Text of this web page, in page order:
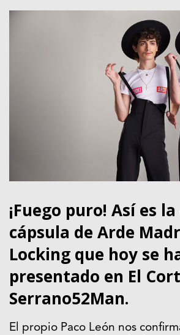
¡Fuego puro! Así es
cápsula de Arde
Locking que hoy se
presentado en El
Serrano52Man.
El propio Paco León nos